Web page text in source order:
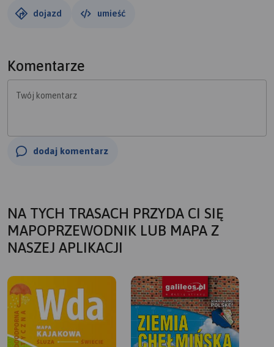
dojazd umieść
Komentarze
Twój komentarz
dodaj komentarz
NA TYCH TRASACH PRZYDA CI SIĘ
MAPOPRZEWODNIK LUB MAPA Z
NASZEJ APLIKACJI